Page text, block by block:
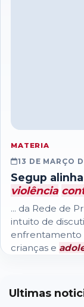
MATERIA
13 DE MARÇO
Segup
violência
... da Rede de
intuito de
enfrentamento
crianças e
Ultimas